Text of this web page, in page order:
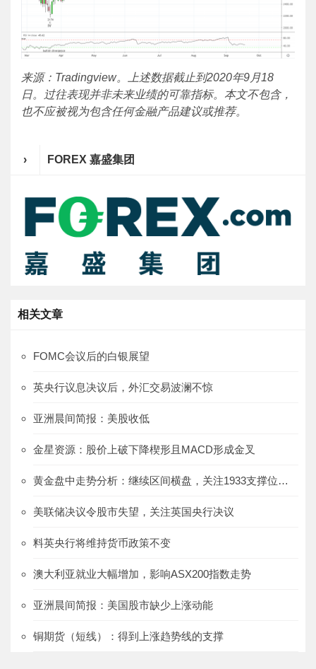
来源：Tradingview。上述数据截止到2020年9月18
日。过往表现并非未来业绩的可靠指标。本文不包含，
也不应被视为包含任何金融产品建议或推荐。
› FOREX 嘉盛集团
相关文章
FOMC会议后的白银展望
英央行议息决议后，外汇交易波澜不惊
亚洲晨间简报：美股收低
金星资源：股价上破下降楔形且MACD形成金叉
黄金盘中走势分析：继续区间横盘，关注1933支撑位的得失
美联储决议令股市失望，关注英国央行决议
料英央行将维持货币政策不变
澳大利亚就业大幅增加，影响ASX200指数走势
亚洲晨间简报：美国股市缺少上涨动能
铜期货（短线）：得到上涨趋势线的支撑